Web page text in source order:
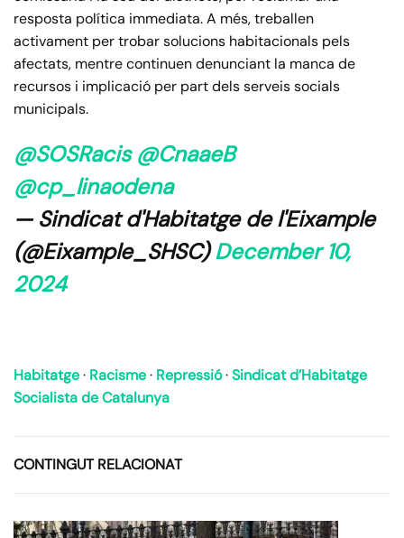
resposta política immediata. A més, treballen
activament per trobar solucions habitacionals pels
afectats, mentre continuen denunciant la manca de
recursos i implicació per part dels serveis socials
municipals.
@SOSRacis @CnaaeB
@cp_linaodena
— Sindicat d'Habitatge de l'Eixample
(@Eixample_SHSC)December 10,
2024
Habitatge· Racisme· Repressió·Sindicat d’Habitatge
Socialista de Catalunya
CONTINGUT RELACIONAT